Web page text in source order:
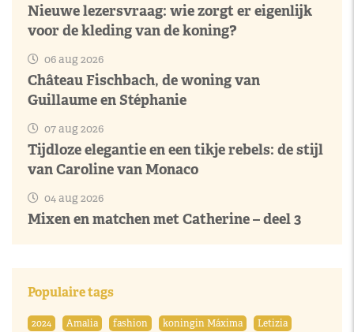
Nieuwe lezersvraag: wie zorgt er eigenlijk
voor de kleding van de koning?
06 aug 2026
Château Fischbach, de woning van
Guillaume en Stéphanie
07 aug 2026
Tijdloze elegantie en een tikje rebels: de stijl
van Caroline van Monaco
04 aug 2026
Mixen en matchen met Catherine – deel 3
Populaire tags
2024 Amalia fashion koningin Máxima
Letizia